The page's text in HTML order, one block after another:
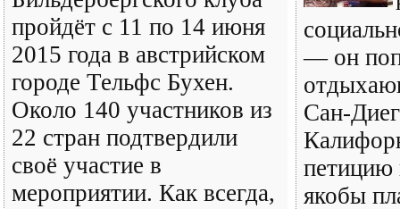
пройдёт с 11 по 14 июня
2015 года в австрийском
городе Тельфс Бухен.
Около 140 участников из
22 стран подтвердили
своё участие в
мероприятии. Как всегда,
— он
Сан-
петицию
якобы